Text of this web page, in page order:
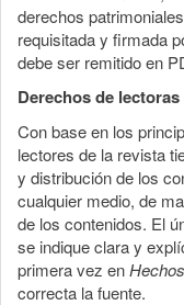
derechos
requisitada y firmada
debe ser remitido en
Derechos de
Con base en los
lectores de la revista
y distribución de los
cualquier medio, de
de los contenidos. El
se indique clara y
primera vez en
correcta la fuente.